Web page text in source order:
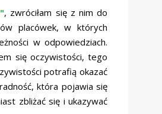
, zwróciłam się z nim do
placówek, w których
w odpowiedziach.
się oczywistości, tego
potrafią okazać
która pojawia się
zbliżać się i ukazywać